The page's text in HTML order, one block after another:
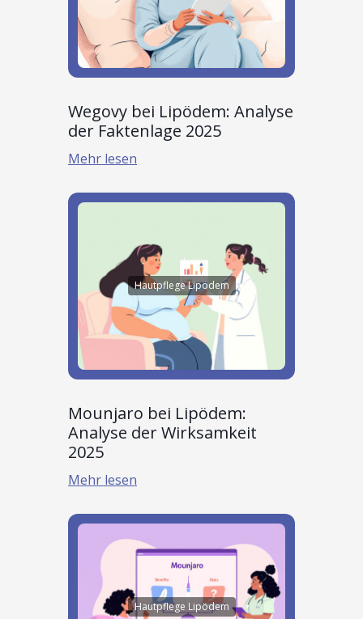
Wegovy bei Lipödem: Analyse
der Faktenlage 2025
Mehr lesen
Hautpflege Lipödem
Mounjaro bei Lipödem:
Analyse der Wirksamkeit
2025
Mehr lesen
Hautpflege Lipödem